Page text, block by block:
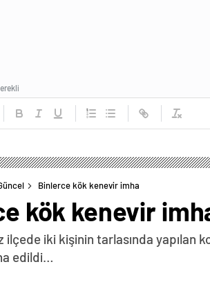
Binlerce kök kenevir imha
kök kenevir
ilçede iki kişinin tarlasında
edildi…